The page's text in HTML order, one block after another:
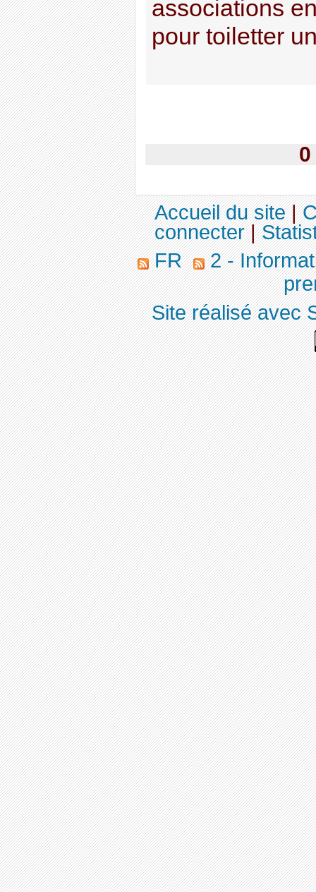
associations
pour toiletter
0
Accueil du site|
connecter|
FR
2 -
Site réalisé avec